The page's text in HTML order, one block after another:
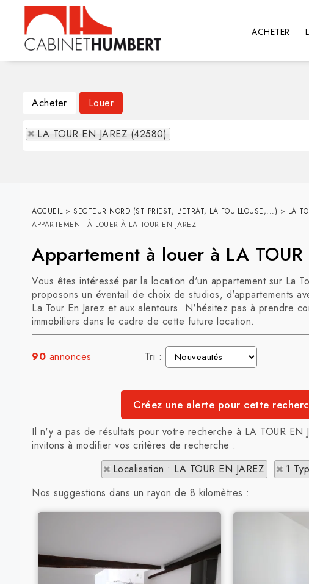
ACHETER
Acheter Louer
LA TOUR EN JAREZ (42580)
ACCUEIL> SECTEUR NORD (ST PRIEST, L'ETRAT, LA FOUILLOUSE,...) > LA
APPARTEMENT À LOUER À LA TOUR EN JAREZ
Appartement à louer à LA TOUR
Vous êtes intéressé par la location d'un appartement sur La
proposons un éventail de choix de studios, d'appartements
La Tour En Jarez et aux alentours. N'hésitez pas à prendre
immobiliers dans le cadre de cette future location.
90 annonces Tri :
Il n'y a pas de résultats pour votre recherche à LA TOUR EN
invitons à modifier vos critères de recherche :
Localisation : LA TOUR EN JAREZ
1
Nos suggestions dans un rayon de 8 kilomètres :